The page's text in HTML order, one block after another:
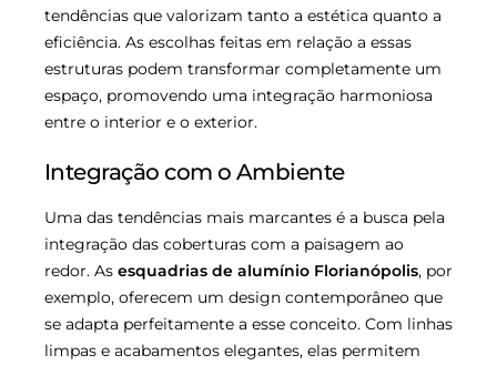
tendências que valorizam tanto a estética quanto a
eficiência. As escolhas feitas em relação a essas
estruturas podem transformar completamente um
espaço, promovendo uma integração harmoniosa
entre o interior e o exterior.
Integração com o Ambiente
Uma das tendências mais marcantes é a busca pela
integração das coberturas com a paisagem ao
redor. As esquadrias de alumínio Florianópolis, por
exemplo, oferecem um design contemporâneo que
se adapta perfeitamente a esse conceito. Com linhas
limpas e acabamentos elegantes, elas permitem